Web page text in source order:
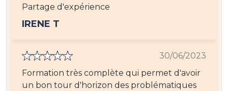
Partage d'expérience
IRENE T
30/06/2023
Formation très complète qui permet d'avoir
un bon tour d'horizon des problématiques